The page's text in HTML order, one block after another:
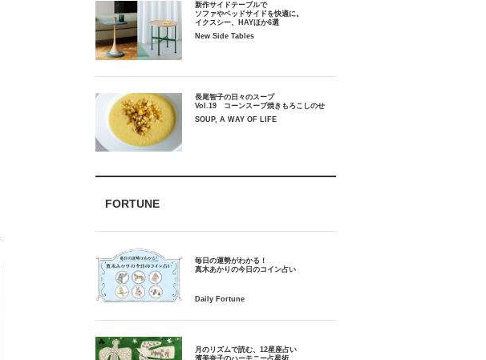
新作サイドテーブルで
ソファやベッドサイドを快適に。
イクスシー、HAYほか6選
New Side Tables
長尾智子の日々のスープ
Vol.19 コーンスープ焼きもろこしのせ
SOUP, A WAY OF LIFE
FORTUNE
毎日の運勢がわかる！
月のリズムで読む、12星座占い